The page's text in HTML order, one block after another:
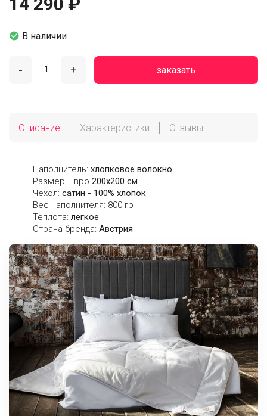
 В наличии
- + заказать
Описание Характеристики Отзывы
Наполнитель: хлопковое волокно
Размер: Евро 200х200 см
Чехол: сатин - 100% хлопок
Вес наполнителя: 800 гр
Теплота: легкое
Страна бренда: Австрия